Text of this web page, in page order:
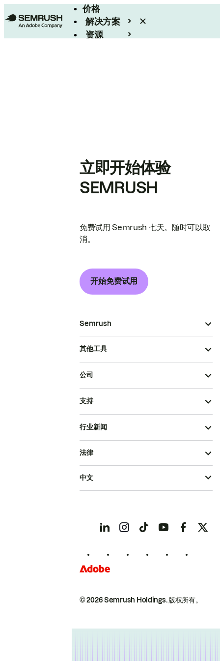
价格
解决方案
资源
立即开始体验
SEMRUSH
免费试用 Semrush 七天。随时可以取
消。
开始免费试用
Semrush
其他工具
公司
支持
行业新闻
© 2026 Semrush Holdings.版权所有。
法律
中文